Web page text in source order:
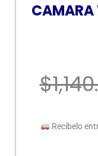
CAMARA
$
Recíbelo